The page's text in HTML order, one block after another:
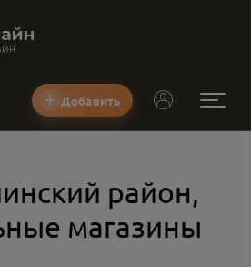
Добавить
район,
магазины